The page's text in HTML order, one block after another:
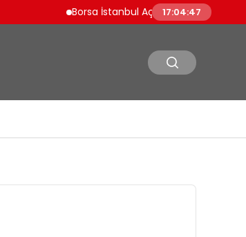
Borsa İstanbul Açılışını Yüzde 0.19
17:04:48